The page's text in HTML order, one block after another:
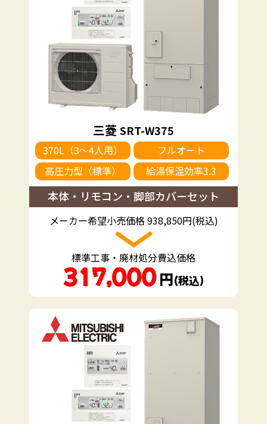
三菱 SRT-W375
370L（3～4人用）
フルオート
高圧力型（標準）
給湯保温効率3.3
本体・リモコン・脚部カバーセット
メーカー希望小売価格 938,850円(税込)
標準工事・廃材処分費込価格
317,000 円（税込）